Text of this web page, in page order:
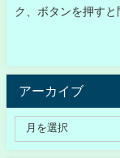
ク、ボタンを押す
アーカイブ